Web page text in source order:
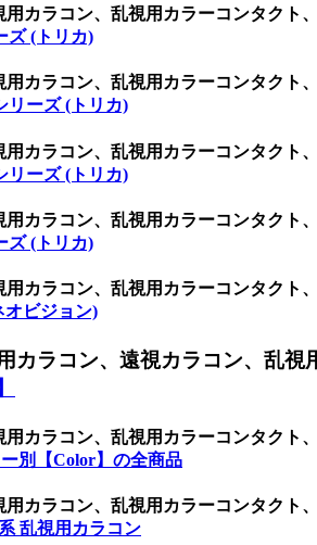
カラコン、乱視用カラーコンタクト
ズ (トリカ)
カラコン、乱視用カラーコンタクト
リーズ (トリカ)
カラコン、乱視用カラーコンタクト
リーズ (トリカ)
カラコン、乱視用カラーコンタクト
ズ (トリカ)
カラコン、乱視用カラーコンタクト
オビジョン)
カラコン、遠視カラコン、乱視
カラコン、乱視用カラーコンタクト
別【Color】の全商品
カラコン、乱視用カラーコンタクト
乱視用カラコン